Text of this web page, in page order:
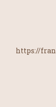
https://